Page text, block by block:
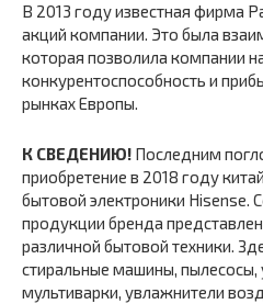
В 2013 году известная фирма
акций компании. Это была
которая позволила компании
конкурентоспособность и
рынках Европы.
К СВЕДЕНИЮ! Последним
приобретение в 2018 году
бытовой электроники Hisense.
продукции бренда
различной бытовой техники.
стиральные машины, пылесосы,
мультиварки, увлажнители